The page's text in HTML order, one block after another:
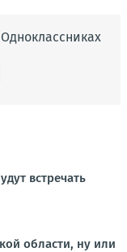
встречать
области, ну или